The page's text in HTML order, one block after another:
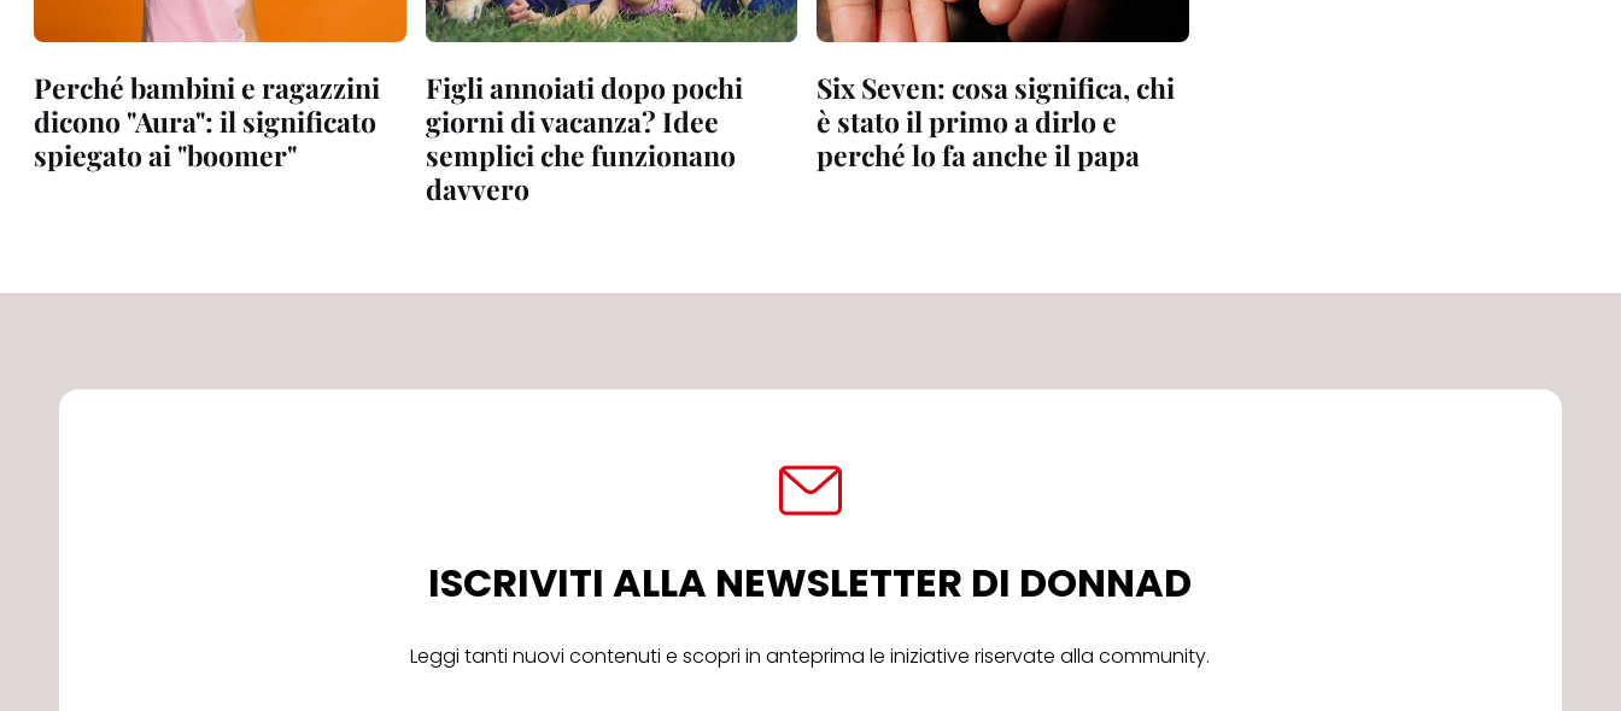
Perché bambini e ragazzini
dicono "Aura": il significato
spiegato ai "boomer"
Figli annoiati dopo pochi
giorni di vacanza? Idee
semplici che funzionano
davvero
Six Seven: cosa significa, chi
è stato il primo a dirlo e
perché lo fa anche il papa
ISCRIVITI ALLA NEWSLETTER DI DONNAD
Leggi tanti nuovi contenuti e scopri in anteprima le iniziative riservate alla community.